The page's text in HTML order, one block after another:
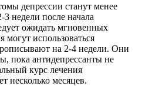
депрессии станут менее
недели после начала
ожидать мгновенных
могут использоваться
на 2-4 недели. Они
пока антидепрессанты не
курс лечения
несколько месяцев.